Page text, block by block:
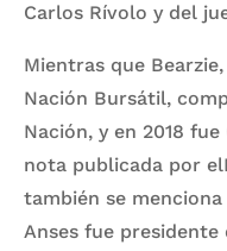
Carlos Rívolo y del
Mientras que
Nación Bursátil,
Nación, y en 2018
nota publicada por
también se
Anses fue presidente